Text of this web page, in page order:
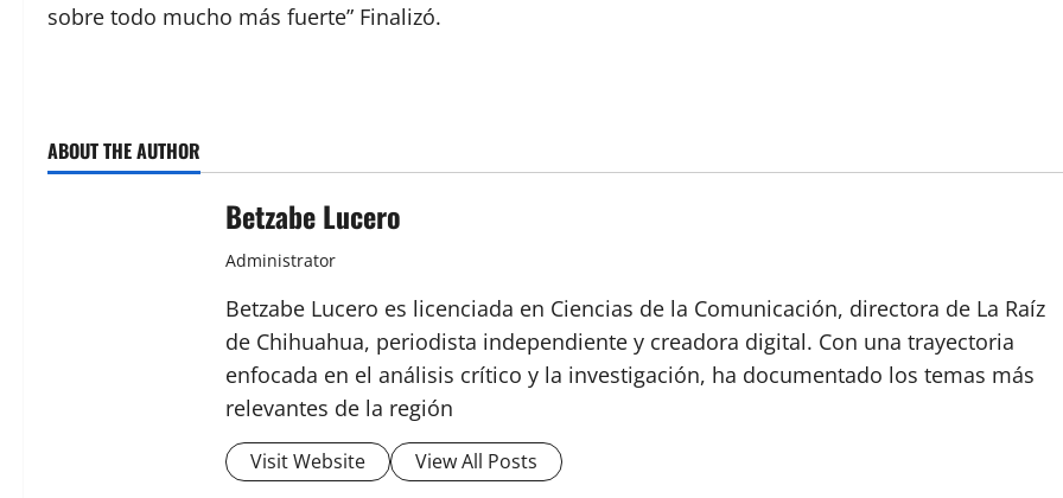
sobre todo mucho más fuerte” Finalizó.
ABOUT THE AUTHOR
Betzabe Lucero
Administrator
Betzabe Lucero es licenciada en Ciencias de la Comunicación, directora de La Raíz
de Chihuahua, periodista independiente y creadora digital. Con una trayectoria
enfocada en el análisis crítico y la investigación, ha documentado los temas más
relevantes de la región
Visit Website View All Posts